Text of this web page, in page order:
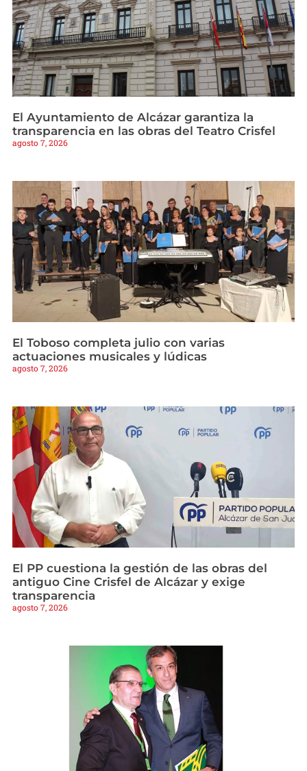
El Ayuntamiento de Alcázar garantiza la
transparencia en las obras del Teatro Crisfel
agosto 7, 2026
El Toboso completa julio con varias
actuaciones musicales y lúdicas
agosto 7, 2026
El PP cuestiona la gestión de las obras del
antiguo Cine Crisfel de Alcázar y exige
transparencia
agosto 7, 2026